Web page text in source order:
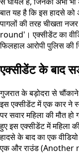
बात यह है कि इस हादसे
पागलों की तरह चीखता
round'। एक्सीडेंट का
फिलहाल आरोपी पुलिस की
एक्सीडेंट के बाद
गुजरात के बड़ोदरा से
इस एक्सीडेंट में एक कार ने
पर सवार महिला की मौत
हुए इस एक्सीडेंट में महिला
हादसे के बाद का एक
एक और राउंड (Another